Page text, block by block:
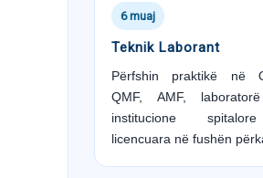
6 muaj
Teknik Laborant
Përfshin praktikë në
QMF, AMF,
institucione
licencuara në fushën